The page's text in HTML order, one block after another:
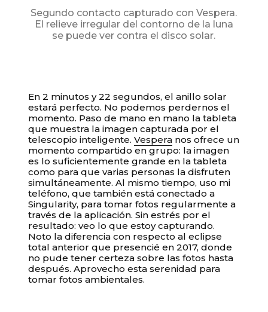
Segundo contacto capturado con Vespera.
El relieve irregular del contorno de la luna
se puede ver contra el disco solar.
En 2 minutos y 22 segundos, el anillo solar
estará perfecto. No podemos perdernos el
momento. Paso de mano en mano la tableta
que muestra la imagen capturada por el
telescopio inteligente.Vespera nos ofrece un
momento compartido en grupo: la imagen
es lo suficientemente grande en la tableta
como para que varias personas la disfruten
simultáneamente. Al mismo tiempo, uso mi
teléfono, que también está conectado a
Singularity, para tomar fotos regularmente a
través de la aplicación. Sin estrés por el
resultado: veo lo que estoy capturando.
Noto la diferencia con respecto al eclipse
total anterior que presencié en 2017, donde
no pude tener certeza sobre las fotos hasta
después. Aprovecho esta serenidad para
tomar fotos ambientales.